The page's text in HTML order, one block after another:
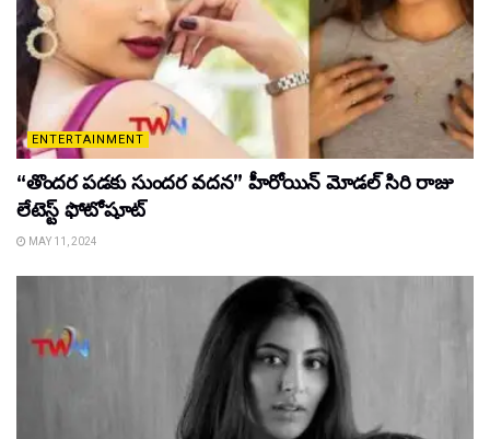
ENTERTAINMENT
“తొందర పడకు సుందర వదన” హీరోయిన్ మోడల్ సిరి రాజు
లేటెస్ట్ ఫోటోషూట్
MAY 11, 2024